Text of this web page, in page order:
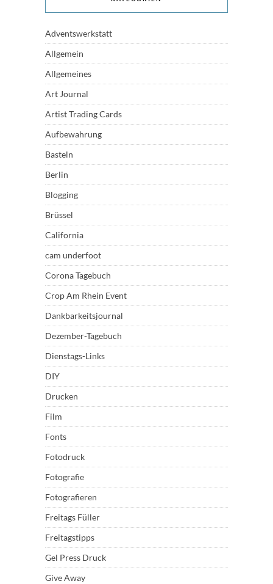
Adventswerkstatt
Allgemein
Allgemeines
Art Journal
Artist Trading Cards
Aufbewahrung
Basteln
Berlin
Blogging
Brüssel
California
cam underfoot
Corona Tagebuch
Crop Am Rhein Event
Dankbarkeitsjournal
Dezember-Tagebuch
Dienstags-Links
DIY
Drucken
Film
Fonts
Fotodruck
Fotografie
Fotografieren
Freitags Füller
Freitagstipps
Gel Press Druck
Give Away